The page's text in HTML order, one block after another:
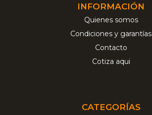
INFORMACIÓN
Quienes somos
Condiciones y garantías
Contacto
Cotiza aqui
CATEGORÍAS